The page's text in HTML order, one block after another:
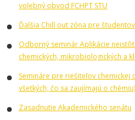
volebný obvod FCHPT STU
Ďalšia Chill out zóna pre študentov
Odborný seminár Aplikácie
chemických, mikrobiologických a
Semináre pre riešiteľov chemickej
všetkých, čo sa zaujímajú o chémiu)
Zasadnutie Akademického senátu